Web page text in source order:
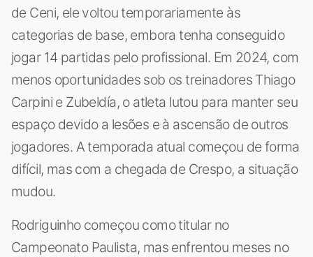
de Ceni, ele voltou temporariamente às
categorias de base, embora tenha conseguido
jogar 14 partidas pelo profissional. Em 2024, com
menos oportunidades sob os treinadores Thiago
Carpini e Zubeldía, o atleta lutou para manter seu
espaço devido a lesões e à ascensão de outros
jogadores. A temporada atual começou de forma
difícil, mas com a chegada de Crespo, a situação
mudou.
Rodriguinho começou como titular no
Campeonato Paulista, mas enfrentou meses no